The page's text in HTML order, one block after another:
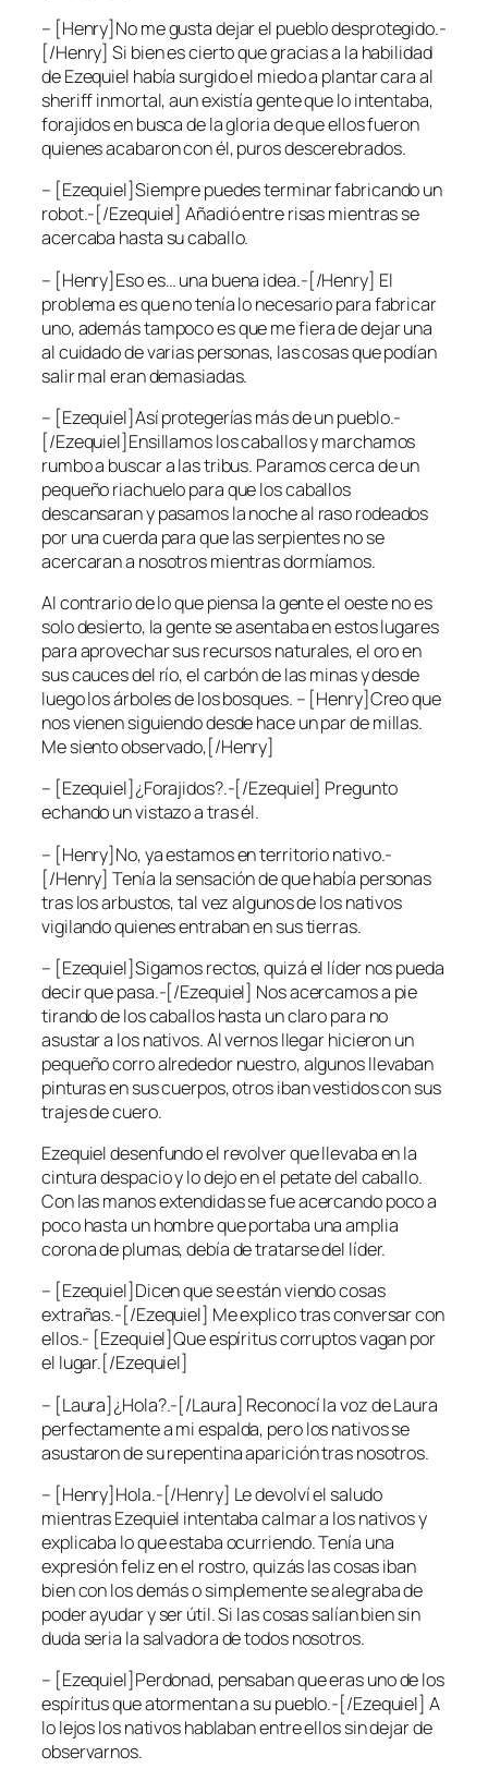
– [Henry]No me gusta dejar el pueblo desprotegido.-
[/Henry] Si bien es cierto que gracias a la habilidad
de Ezequiel había surgido el miedo a plantar cara al
sheriff inmortal, aun existía gente que lo intentaba,
forajidos en busca de la gloria de que ellos fueron
quienes acabaron con él, puros descerebrados.
– [Ezequiel]Siempre puedes terminar fabricando un
robot.-[/Ezequiel] Añadió entre risas mientras se
acercaba hasta su caballo.
– [Henry]Eso es… una buena idea.-[/Henry] El
problema es que no tenía lo necesario para fabricar
uno, además tampoco es que me fiera de dejar una
al cuidado de varias personas, las cosas que podían
salir mal eran demasiadas.
– [Ezequiel]Así protegerías más de un pueblo.-
[/Ezequiel]Ensillamos los caballos y marchamos
rumbo a buscar a las tribus. Paramos cerca de un
pequeño riachuelo para que los caballos
descansaran y pasamos la noche al raso rodeados
por una cuerda para que las serpientes no se
acercaran a nosotros mientras dormíamos.
Al contrario de lo que piensa la gente el oeste no es
solo desierto, la gente se asentaba en estos lugares
para aprovechar sus recursos naturales, el oro en
sus cauces del río, el carbón de las minas y desde
luego los árboles de los bosques. – [Henry]Creo que
nos vienen siguiendo desde hace un par de millas.
Me siento observado,[/Henry]
– [Ezequiel]¿Forajidos?.-[/Ezequiel] Pregunto
echando un vistazo a tras él.
– [Henry]No, ya estamos en territorio nativo.-
[/Henry] Tenía la sensación de que había personas
tras los arbustos, tal vez algunos de los nativos
vigilando quienes entraban en sus tierras.
– [Ezequiel]Sigamos rectos, quizá el líder nos pueda
decir que pasa.-[/Ezequiel] Nos acercamos a pie
tirando de los caballos hasta un claro para no
asustar a los nativos. Al vernos llegar hicieron un
pequeño corro alrededor nuestro, algunos llevaban
pinturas en sus cuerpos, otros iban vestidos con sus
trajes de cuero.
Ezequiel desenfundo el revolver que llevaba en la
cintura despacio y lo dejo en el petate del caballo.
Con las manos extendidas se fue acercando poco a
poco hasta un hombre que portaba una amplia
corona de plumas, debía de tratarse del líder.
– [Ezequiel]Dicen que se están viendo cosas
extrañas.-[/Ezequiel] Me explico tras conversar con
ellos.- [Ezequiel]Que espíritus corruptos vagan por
el lugar.[/Ezequiel]
– [Laura]¿Hola?.-[/Laura] Reconocí la voz de Laura
perfectamente a mi espalda, pero los nativos se
asustaron de su repentina aparición tras nosotros.
– [Henry]Hola.-[/Henry] Le devolví el saludo
mientras Ezequiel intentaba calmar a los nativos y
explicaba lo que estaba ocurriendo. Tenía una
expresión feliz en el rostro, quizás las cosas iban
bien con los demás o simplemente se alegraba de
poder ayudar y ser útil. Si las cosas salían bien sin
duda seria la salvadora de todos nosotros.
– [Ezequiel]Perdonad, pensaban que eras uno de los
espíritus que atormentan a su pueblo.-[/Ezequiel] A
lo lejos los nativos hablaban entre ellos sin dejar de
observarnos.